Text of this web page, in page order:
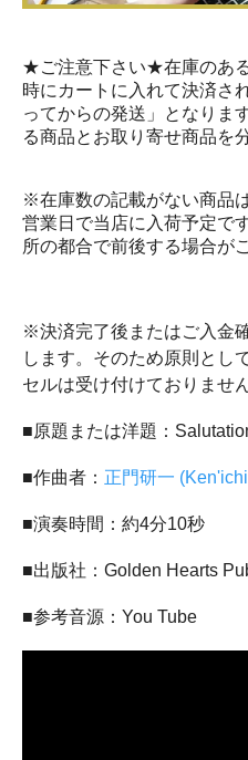
★ご注意下さい★在庫のあ
時にカートに入れて決済さ
ってからの発送」となりま
る商品とお取り寄せ商品を
※在庫数の記載がない商品
営業日で当店に入荷予定で
所の都合で前後する場合が
※決済完了後またはご入金
します。そのため原則とし
セルは受け付けておりませ
■原題または洋題：
■作曲者： 正門研一
■演奏時間：約4分10秒
■出版社：Golden Hearts
■参考音源：You Tube